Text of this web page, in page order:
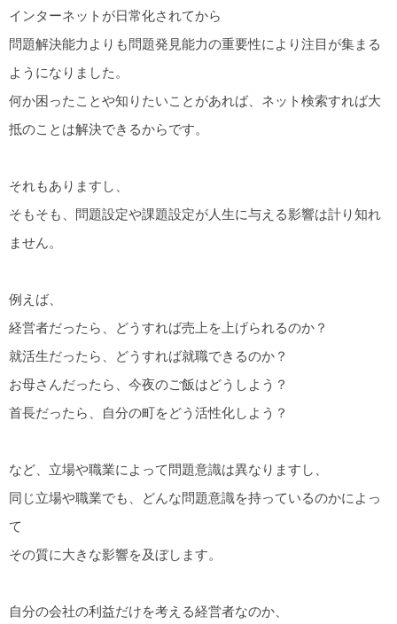
インターネットが日常化されてから
問題解決能力よりも問題発見能力の重要性により注目が集まる
ようになりました。
何か困ったことや知りたいことがあれば、ネット検索すれば大
抵のことは解決できるからです。
それもありますし、
そもそも、問題設定や課題設定が人生に与える影響は計り知れ
ません。
例えば、
経営者だったら、どうすれば売上を上げられるのか？
就活生だったら、どうすれば就職できるのか？
お母さんだったら、今夜のご飯はどうしよう？
首長だったら、自分の町をどう活性化しよう？
など、立場や職業によって問題意識は異なりますし、
同じ立場や職業でも、どんな問題意識を持っているのかによっ
て
その質に大きな影響を及ぼします。
自分の会社の利益だけを考える経営者なのか、